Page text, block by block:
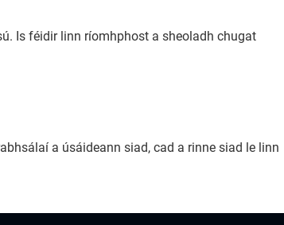
Is féidir linn ríomhphost a sheoladh chugat
a úsáideann siad, cad a rinne siad le linn